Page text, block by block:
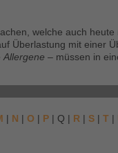
welche auch heute
Überlastung mit einer
Allergene – müssen in
| N | O | P | Q | R | S | T |